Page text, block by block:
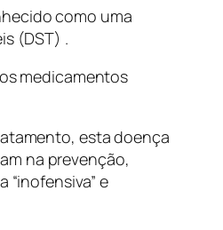
como uma
(DST) .
medicamentos
esta doença
na prevenção,
“inofensiva” e